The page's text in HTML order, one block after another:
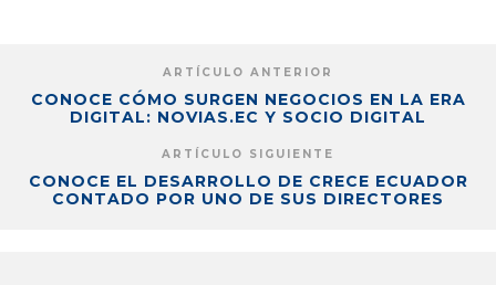
ARTÍCULO ANTERIOR
CONOCE CÓMO SURGEN NEGOCIOS EN LA ERA
DIGITAL: NOVIAS.EC Y SOCIO DIGITAL
ARTÍCULO SIGUIENTE
CONOCE EL DESARROLLO DE CRECE ECUADOR
CONTADO POR UNO DE SUS DIRECTORES